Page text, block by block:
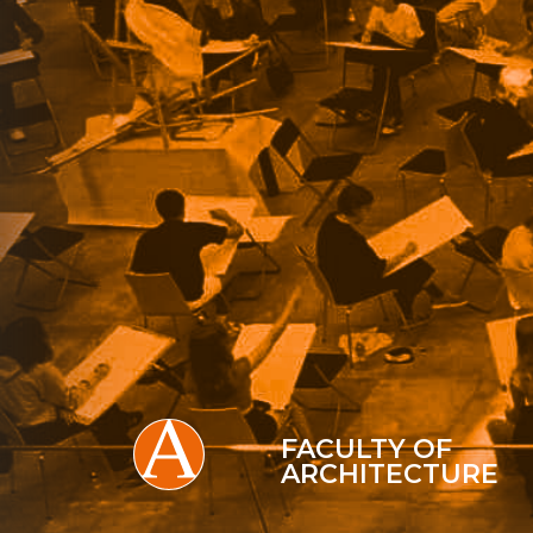
FACULTY OF
ARCHITECTURE